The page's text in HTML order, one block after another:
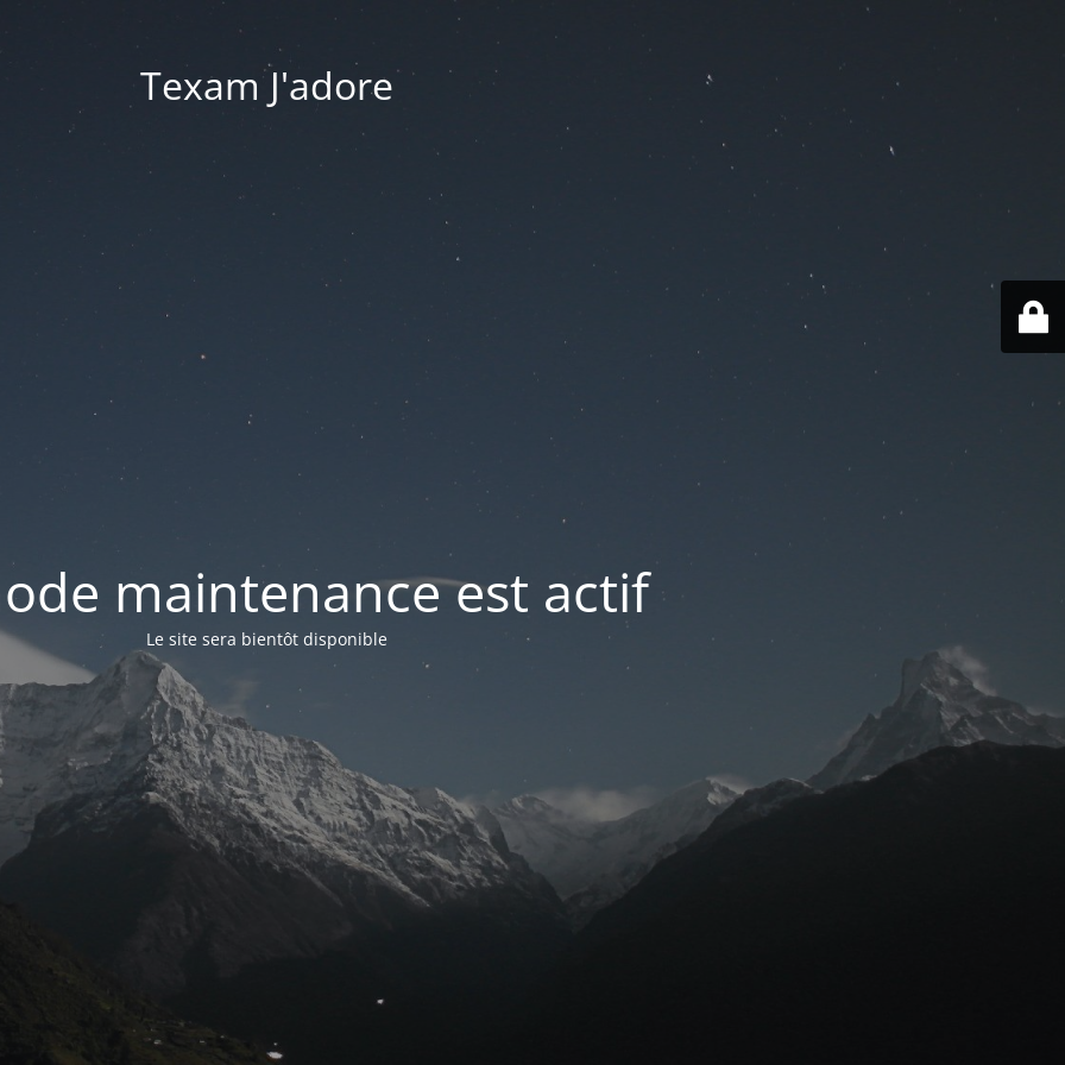
Texam J'adore
maintenance est actif
Le site sera bientôt disponible